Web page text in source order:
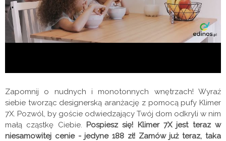
Zapomnij o nudnych i monotonnych wnętrzach! Wyraź
siebie tworząc designerską aranżację z pomocą pufy Klimer
7X. Pozwól, by goście odwiedzający Twój dom odkryli w nim
małą cząstkę Ciebie. Pospiesz się! Klimer 7X jest teraz w
niesamowitej cenie - jedyne 188 zł! Zamów już teraz, taka